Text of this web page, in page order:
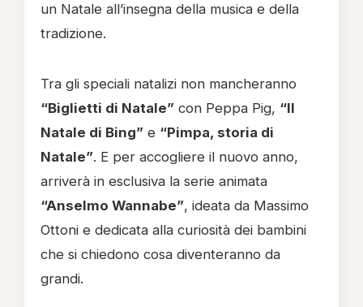
un Natale all’insegna della musica e della
tradizione.
Tra gli speciali natalizi non mancheranno
“Biglietti di Natale” con Peppa Pig, “Il
Natale di Bing” e “Pimpa, storia di
Natale”. E per accogliere il nuovo anno,
arriverà in esclusiva la serie animata
“Anselmo Wannabe”, ideata da Massimo
Ottoni e dedicata alla curiosità dei bambini
che si chiedono cosa diventeranno da
grandi.